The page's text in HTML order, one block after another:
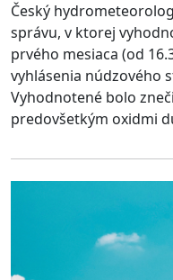
Český
správu, v ktorej
prvého mesiaca (od
vyhlásenia núdzového
Vyhodnotené bolo
predovšetkým oxidmi